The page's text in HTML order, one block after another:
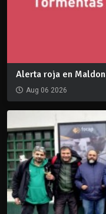
Alerta roja en
Aug 06 2026